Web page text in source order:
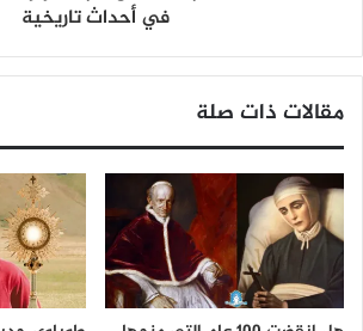
في أحداث تاريخية
مقالات ذات صلة